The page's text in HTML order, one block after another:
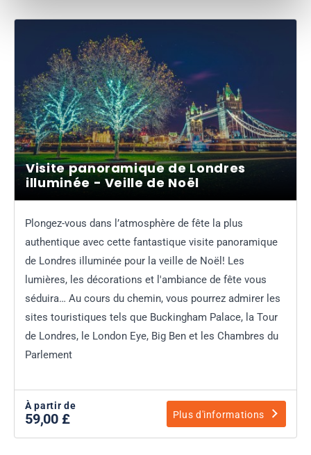
Visite panoramique de Londres
illuminée - Veille de Noël
Plongez-vous dans l’atmosphère de fête la plus
authentique avec cette fantastique visite panoramique
de Londres illuminée pour la veille de Noël! Les
lumières, les décorations et l'ambiance de fête vous
séduira… Au cours du chemin, vous pourrez admirer les
sites touristiques tels que Buckingham Palace, la Tour
de Londres, le London Eye, Big Ben et les Chambres du
Parlement
À partir de
59,00 £ Plus d'informations